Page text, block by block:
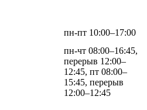
пн-пт 10:00–17:00
пн-чт 08:00–16:45,
перерыв 12:00–
12:45, пт 08:00–
15:45, перерыв
12:00–12:45